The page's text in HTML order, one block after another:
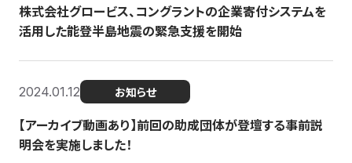
株式会社グロービス、コングラントの企業寄付システムを
活用した能登半島地震の緊急支援を開始
2024.01.12 お知らせ
【アーカイブ動画あり】前回の助成団体が登壇する事前説
明会を実施しました！